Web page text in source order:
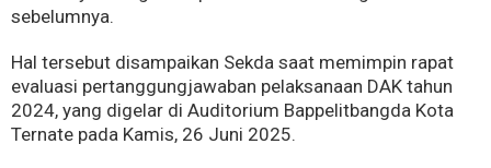
sebelumnya.
Hal tersebut disampaikan Sekda saat memimpin rapat
evaluasi pertanggungjawaban pelaksanaan DAK tahun
2024, yang digelar di Auditorium Bappelitbangda Kota
Ternate pada Kamis, 26 Juni 2025.